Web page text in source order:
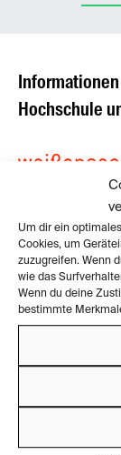
Um dir ein
Cookies, um
zuzugreifen. Wenn
wie das
Wenn du deine
bestimmte
Hochschule
8